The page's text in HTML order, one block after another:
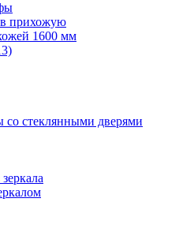
прихожую
1600 мм
стеклянными дверями